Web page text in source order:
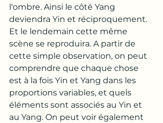
l'ombre. Ainsi le côté Yang
deviendra Yin et réciproquement.
Et le lendemain cette même
scène se reproduira. A partir de
cette simple observation, on peut
comprendre que chaque chose
est à la fois Yin et Yang dans les
proportions variables, et quels
éléments sont associés au Yin et
au Yang. On peut voir également